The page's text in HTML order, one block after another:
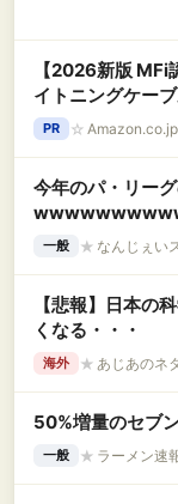
【2026新版 MFi
イトニングケー
ル 高速データ転
2.4A急速充電 断
対応
PR ☆
今年のパ・リー
一般 ★ なんじぇい
【悲報】日本の
くなる・・・
海外 ★ あじあのネ
50%増量のセブ
一般 ★ ラーメン速